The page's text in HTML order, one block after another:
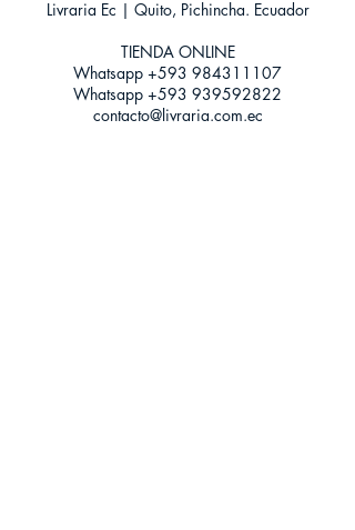
Categoría: Shojo
Livraria Ec | Quito, Pichincha. Ecuador
TIENDA ONLINE​
Whatsapp +593 984311107
Whatsapp +593 939592822
contacto@livraria.com.ec